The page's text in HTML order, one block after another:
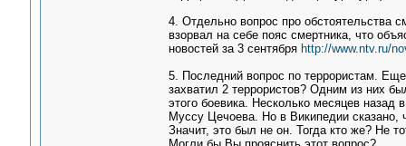
4. Отдельно вопрос про обстоятельства
взорвал на себе пояс смертника, что
новостей за 3 сентября http://www.ntv.ru/
5. Последний вопрос по террористам.
захватил 2 террористов? Одним из них
этого боевика. Несколько месяцев назад
Муссу Цечоева. Но в Википедии сказано,
Значит, это был не он. Тогда кто же? Не